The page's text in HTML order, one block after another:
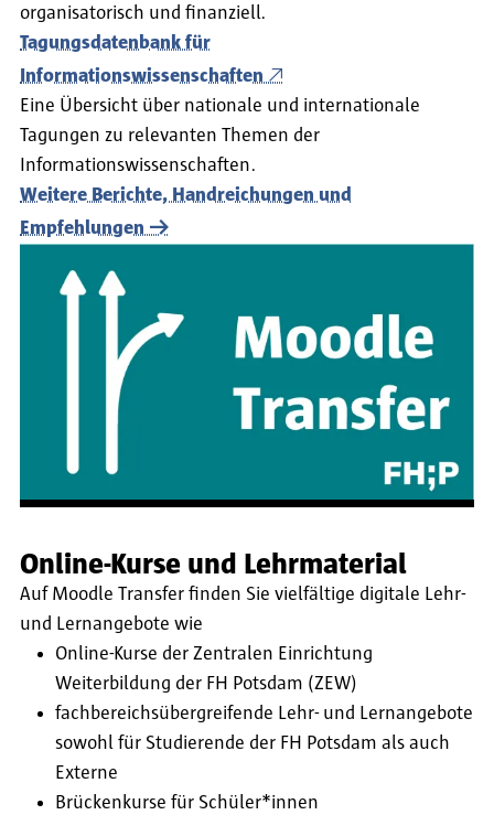
organisatorisch und finanziell.
Tagungsdatenbank für
Informationswissenschaften
Eine Übersicht über nationale und internationale
Tagungen zu relevanten Themen der
Informationswissenschaften.
Weitere Berichte, Handreichungen und
Empfehlungen
Online-Kurse und Lehrmaterial
Auf Moodle Transfer finden Sie vielfältige digitale Lehr-
und Lernangebote wie
Online-Kurse der Zentralen Einrichtung
Weiterbildung der FH Potsdam (ZEW)
fachbereichsübergreifende Lehr- und Lernangebote
sowohl für Studierende der FH Potsdam als auch
Externe
Brückenkurse für Schüler*innen